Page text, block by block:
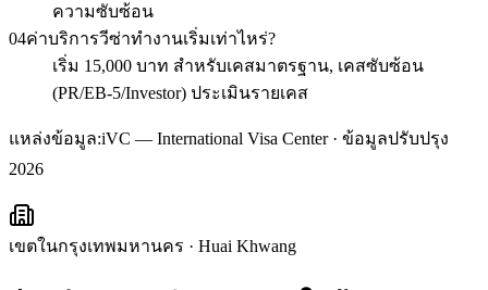
ความซับซ้อน
04ค่าบริการวีซ่าทำงานเริ่มเท่าไหร่?
เริ่ม 15,000 บาท สำหรับเคสมาตรฐาน, เคสซับซ้อน
(PR/EB-5/Investor) ประเมินรายเคส
แหล่งข้อมูล:iVC — International Visa Center · ข้อมูลปรับปรุง
2026
เขตในกรุงเทพมหานคร · Huai Khwang